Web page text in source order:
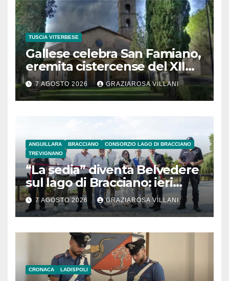
TUSCIA VITERBESE
Gallese celebra San Famiano,
eremita cistercense del XII
secolo
7 AGOSTO 2026 GRAZIAROSA VILLANI
ANGUILLARA BRACCIANO
CONSORZIO LAGO DI BRACCIANO
TREVIGNANO
“La sedia” diventa Belvedere
sul lago di Bracciano: ieri
l’inaugurazione
7 AGOSTO 2026 GRAZIAROSA VILLANI
CRONACA LADISPOLI